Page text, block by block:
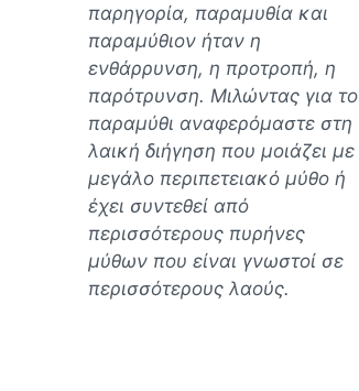
παρηγορία, παραμυθία και
παραμύθιον ήταν η
ενθάρρυνση, η προτροπή, η
παρότρυνση. Mιλώντας για το
παραμύθι αναφερόμαστε στη
λαική διήγηση που μοιάζει με
μεγάλο περιπετειακό μύθο ή
έχει συντεθεί από
περισσότερους πυρήνες
μύθων που είναι γνωστοί σε
περισσότερους λαούς.